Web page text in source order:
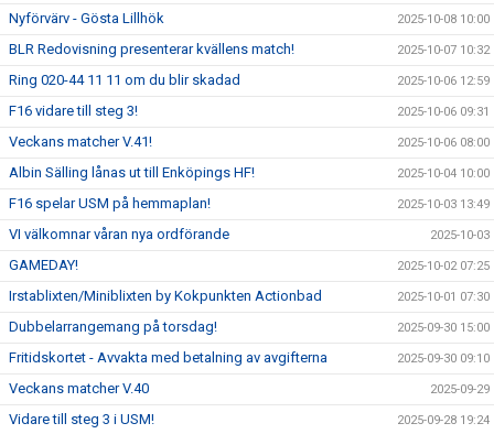
Nyförvärv - Gösta Lillhök 2025-10-08 10:00
BLR Redovisning presenterar kvällens match! 2025-10-07 10:32
Ring 020-44 11 11 om du blir skadad 2025-10-06 12:59
F16 vidare till steg 3! 2025-10-06 09:31
Veckans matcher V.41! 2025-10-06 08:00
Albin Sälling lånas ut till Enköpings HF! 2025-10-04 10:00
F16 spelar USM på hemmaplan! 2025-10-03 13:49
VI välkomnar våran nya ordförande 2025-10-03
GAMEDAY! 2025-10-02 07:25
Irstablixten/Miniblixten by Kokpunkten Actionbad 2025-10-01 07:30
Dubbelarrangemang på torsdag! 2025-09-30 15:00
Fritidskortet - Avvakta med betalning av avgifterna 2025-09-30 09:10
Veckans matcher V.40 2025-09-29
Vidare till steg 3 i USM! 2025-09-28 19:24